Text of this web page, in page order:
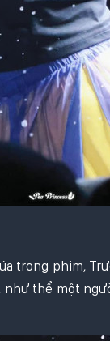
trong phim,
như thể một